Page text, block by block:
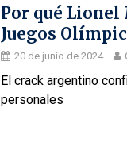
Por qué Lionel
Juegos
20 de junio de 2024
El crack argentino
personales